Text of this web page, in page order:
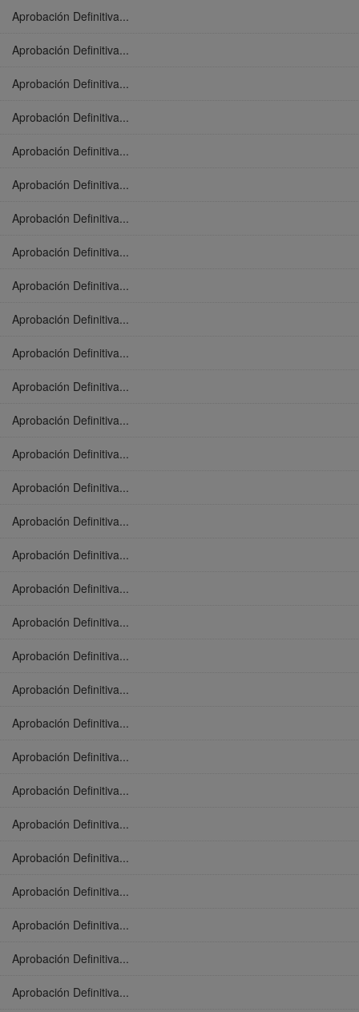
Aprobación Definitiva...
Aprobación Definitiva...
Aprobación Definitiva...
Aprobación Definitiva...
Aprobación Definitiva...
Aprobación Definitiva...
Aprobación Definitiva...
Aprobación Definitiva...
Aprobación Definitiva...
Aprobación Definitiva...
Aprobación Definitiva...
Aprobación Definitiva...
Aprobación Definitiva...
Aprobación Definitiva...
Aprobación Definitiva...
Aprobación Definitiva...
Aprobación Definitiva...
Aprobación Definitiva...
Aprobación Definitiva...
Aprobación Definitiva...
Aprobación Definitiva...
Aprobación Definitiva...
Aprobación Definitiva...
Aprobación Definitiva...
Aprobación Definitiva...
Aprobación Definitiva...
Aprobación Definitiva...
Aprobación Definitiva...
Aprobación Definitiva...
Aprobación Definitiva...